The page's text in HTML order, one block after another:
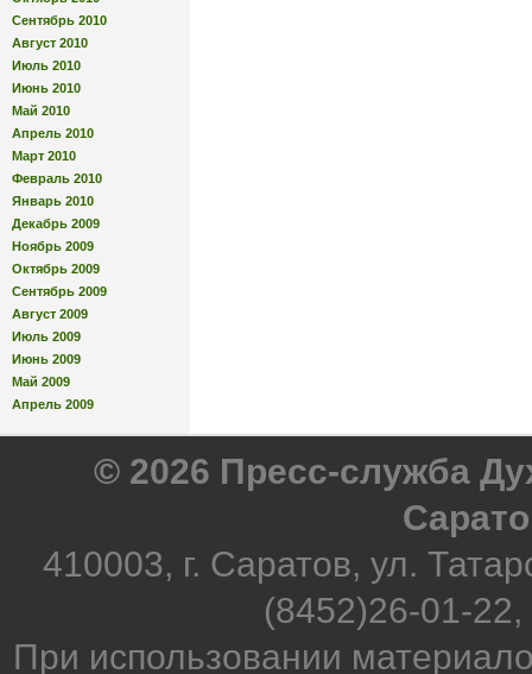
Сентябрь 2010
Август 2010
Июль 2010
Июнь 2010
Май 2010
Апрель 2010
Март 2010
Февраль 2010
Январь 2010
Декабрь 2009
Ноябрь 2009
Октябрь 2009
Сентябрь 2009
Август 2009
Июль 2009
Июнь 2009
Май 2009
Апрель 2009
© 2026 Пресс-служба
410003, г. Саратов, ул.
(8452)26-01-
При использовании